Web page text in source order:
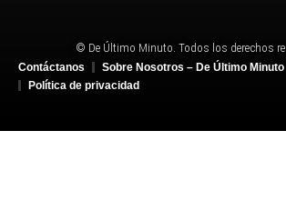
© De Último Minuto. Todos los derechos
Contáctanos
Sobre Nosotros – De Último Minuto
Política de privacidad